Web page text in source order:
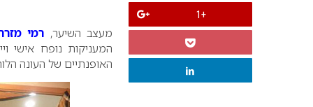
+1
מעצב השיער, רמי
המעניקות נופח אישי
האופנתיים של העונה